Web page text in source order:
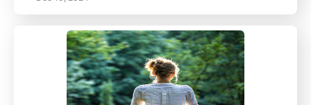
técnicas práticas como respiração
consciente e alimentação consciente para
melhorar seu bem-estar e fomentar
conexões mais profundas. Visão Geral do
Conteúdo: Mergulhe na infinidade de
benefícios da atenção plena neste artigo